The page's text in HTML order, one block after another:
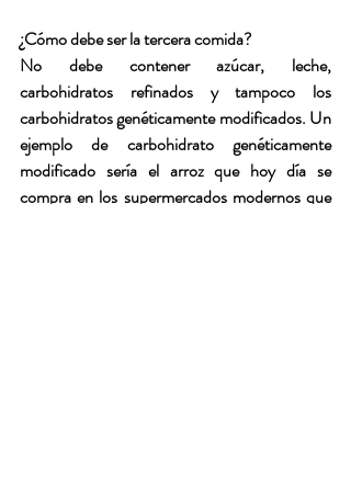
¿Cómo debe ser la tercera comida?
No debe contener azúcar, leche,
carbohidratos refinados y tampoco los
carbohidratos genéticamente modificados. Un
ejemplo de carbohidrato genéticamente
modificado sería el arroz que hoy día se
compra en los supermercados modernos que